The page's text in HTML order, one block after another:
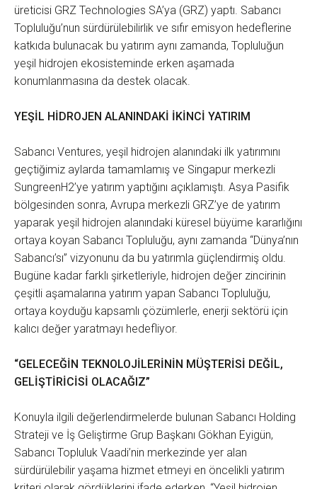
üreticisi GRZ Technologies SA’ya (GRZ) yaptı. Sabancı
Topluluğu’nun sürdürülebilirlik ve sıfır emisyon hedeflerine
katkıda bulunacak bu yatırım aynı zamanda, Topluluğun
yeşil hidrojen ekosisteminde erken aşamada
konumlanmasına da destek olacak.
YEŞİL HİDROJEN ALANINDAKİ İKİNCİ YATIRIM
Sabancı Ventures, yeşil hidrojen alanındaki ilk yatırımını
geçtiğimiz aylarda tamamlamış ve Singapur merkezli
SungreenH2’ye yatırım yaptığını açıklamıştı. Asya Pasifik
bölgesinden sonra, Avrupa merkezli GRZ’ye de yatırım
yaparak yeşil hidrojen alanındaki küresel büyüme kararlığını
ortaya koyan Sabancı Topluluğu, aynı zamanda “Dünya’nın
Sabancı’sı” vizyonunu da bu yatırımla güçlendirmiş oldu.
Bugüne kadar farklı şirketleriyle, hidrojen değer zincirinin
çeşitli aşamalarına yatırım yapan Sabancı Topluluğu,
ortaya koyduğu kapsamlı çözümlerle, enerji sektörü için
kalıcı değer yaratmayı hedefliyor.
“GELECEĞİN TEKNOLOJİLERİNİN MÜŞTERİSİ DEĞİL,
GELİŞTİRİCİSİ OLACAĞIZ”
Konuyla ilgili değerlendirmelerde bulunan Sabancı Holding
Strateji ve İş Geliştirme Grup Başkanı Gökhan Eyigün,
Sabancı Topluluk Vaadi’nin merkezinde yer alan
sürdürülebilir yaşama hizmet etmeyi en öncelikli yatırım